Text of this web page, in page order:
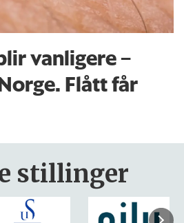
vanligere –
Flått får
stillinger